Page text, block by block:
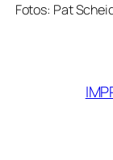
Fotos: Pat